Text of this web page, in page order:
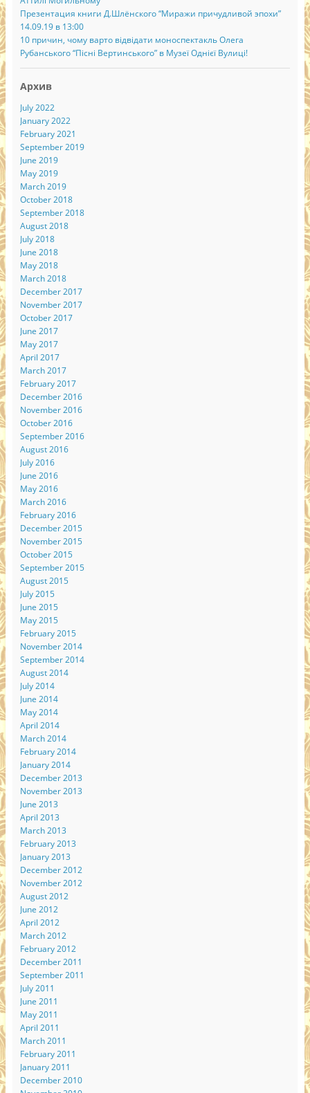
Презентация книги Д.Шлёнского “Миражи причудливой эпохи”
14.09.19 в 13:00
10 причин, чому варто відвідати моноспектакль Олега
Рубанського “Пісні Вертинського” в Музеї Однієї Вулиці!
Архив
July 2022
January 2022
February 2021
September 2019
June 2019
May 2019
March 2019
October 2018
September 2018
August 2018
July 2018
June 2018
May 2018
March 2018
December 2017
November 2017
October 2017
June 2017
May 2017
April 2017
March 2017
February 2017
December 2016
November 2016
October 2016
September 2016
August 2016
July 2016
June 2016
May 2016
March 2016
February 2016
December 2015
November 2015
October 2015
September 2015
August 2015
July 2015
June 2015
May 2015
February 2015
November 2014
September 2014
August 2014
July 2014
June 2014
May 2014
April 2014
March 2014
February 2014
January 2014
December 2013
November 2013
June 2013
April 2013
March 2013
February 2013
January 2013
December 2012
November 2012
August 2012
June 2012
April 2012
March 2012
February 2012
December 2011
September 2011
July 2011
June 2011
May 2011
April 2011
March 2011
February 2011
January 2011
December 2010